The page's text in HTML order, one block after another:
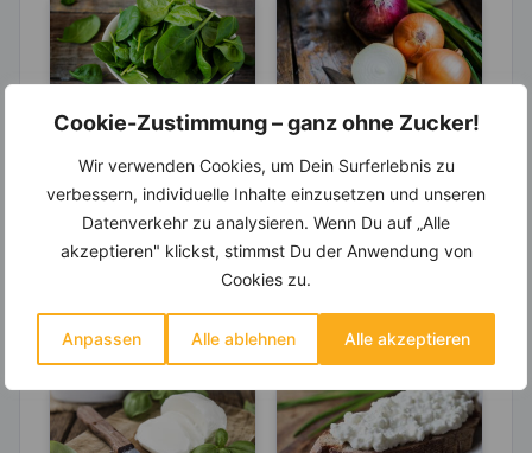
Cookie-Zustimmung – ganz ohne Zucker!
Wir verwenden Cookies, um Dein Surferlebnis zu
verbessern, individuelle Inhalte einzusetzen und unseren
Datenverkehr zu analysieren. Wenn Du auf „Alle
akzeptieren" klickst, stimmst Du der Anwendung von
Cookies zu.
Anpassen Alle ablehnen Alle akzeptieren
Spinat – Liefert er
tatsächlich so viel
Eisen?
Aus heimischem Anbau
erhalten wir Spinat fast
Die Saison ist von...
Zwiebel –
Natürliches
Antibiotikum und
„Wunder“-
Heilmittel
Die Zwiebel ist eine
Pflanzenart und gehört
zu der Gattung Lauch.
Schon seit mehr als...